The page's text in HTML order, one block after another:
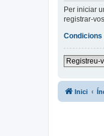
Per iniciar
registrar-
Condicions
Registreu-
Inici